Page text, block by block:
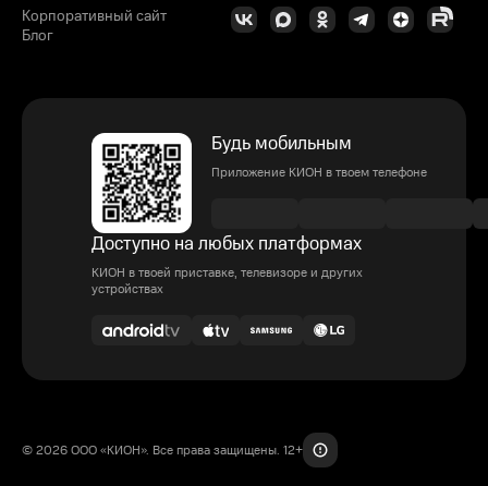
Корпоративный сайт
Блог
Будь мобильным
Приложение КИОН в твоем телефоне
Доступно на любых платформах
КИОН в твоей приставке, телевизоре и других
устройствах
© 2026 ООО «КИОН». Все права защищены. 12+